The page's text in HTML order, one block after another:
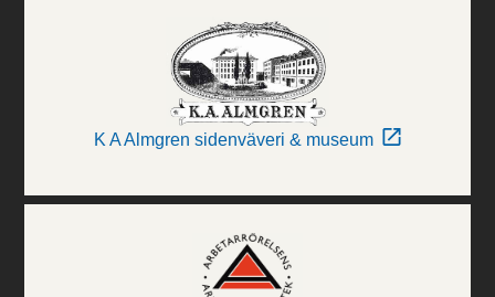
K A Almgren sidenväveri & museum